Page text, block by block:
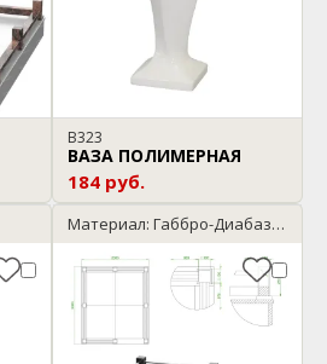
В323
ВАЗА ПОЛИМЕРНАЯ
184 руб.
Материал: Габбро-Диабаз / Нержавейка